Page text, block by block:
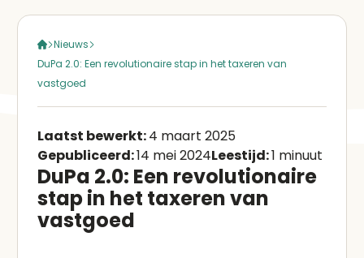
Nieuws
DuPa 2.0: Een revolutionaire stap in het taxeren van
vastgoed
Laatst bewerkt:4 maart 2025
Gepubliceerd:14 mei 2024Leestijd:1 minuut
DuPa 2.0: Een revolutionaire
stap in het taxeren van
vastgoed